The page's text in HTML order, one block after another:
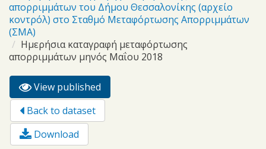
απορριμμάτων του Δήμου Θεσσαλονίκης (αρχείο
κοντρόλ) στο Σταθμό Μεταφόρτωσης Απορριμμάτων
(ΣΜΑ)
Ημερήσια καταγραφή μεταφόρτωσης
απορριμμάτων μηνός Μαΐου 2018
Primary tabs
View published
tab)
Back to dataset
Download